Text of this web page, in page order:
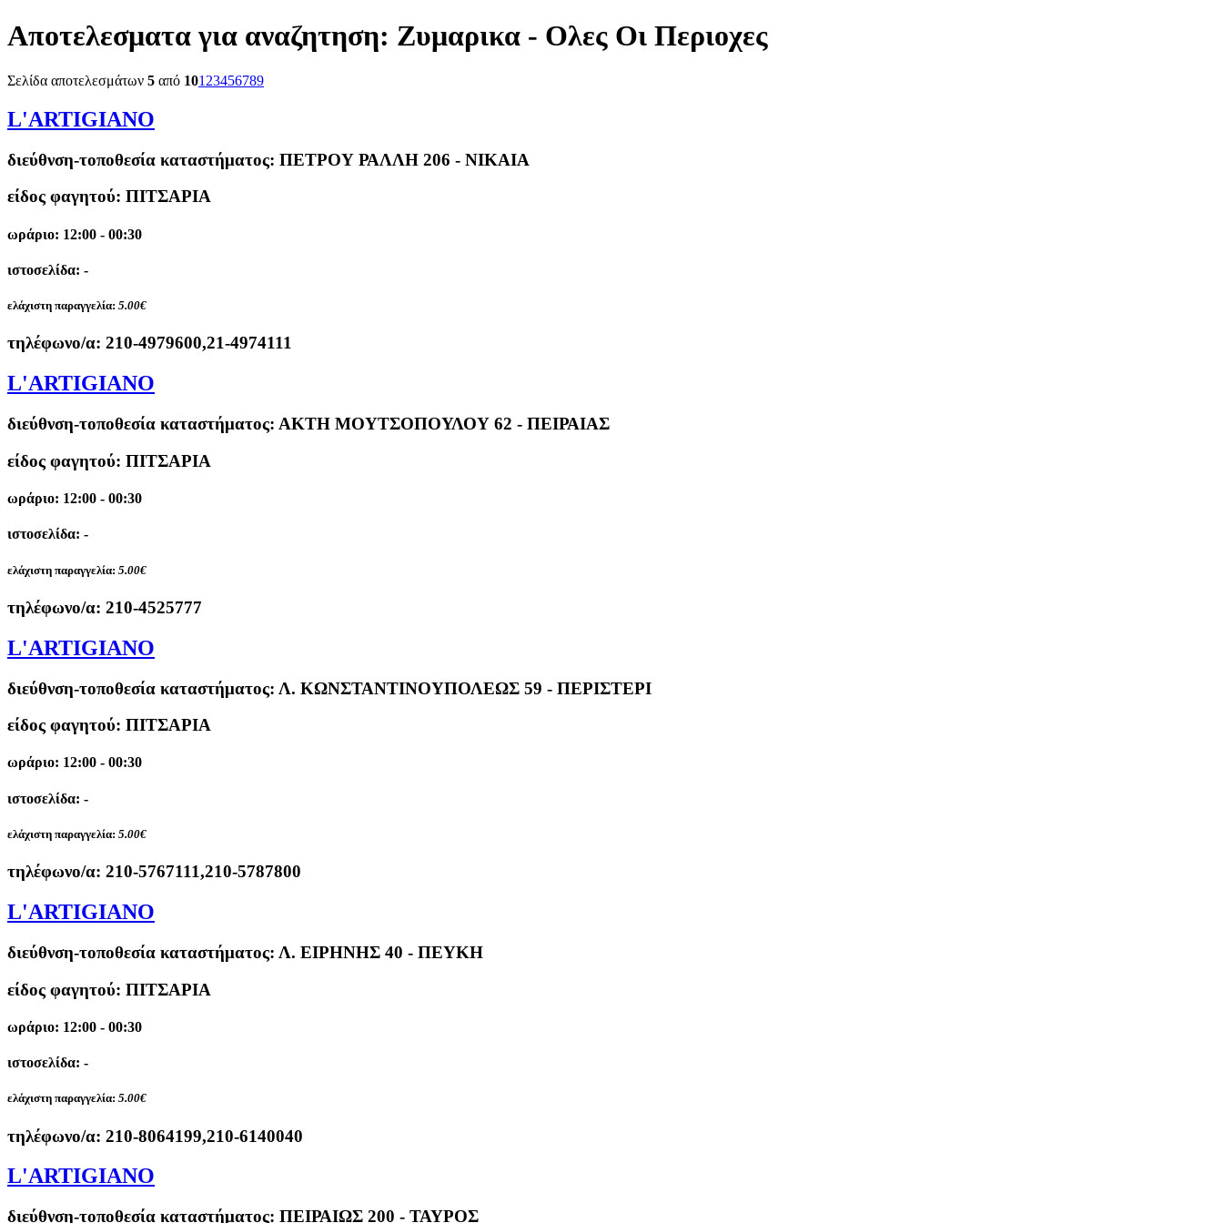
Αποτελεσματα για αναζητηση: Ζυμαρικα - Ολες Οι Περιοχες
Σελίδα αποτελεσμάτων 5 από 101 23456789
L'ARTIGIANO
διεύθνση-τοποθεσία καταστήματος: ΠΕΤΡΟΥ ΡΑΛΛΗ 206 - ΝΙΚΑΙΑ
είδος φαγητού: ΠΙΤΣΑΡΙΑ
ωράριο: 12:00 - 00:30
ιστοσελίδα: -
ελάχιστη παραγγελία: 5.00€
τηλέφωνο/α: 210-4979600,21-4974111
L'ARTIGIANO
διεύθνση-τοποθεσία καταστήματος: ΑΚΤΗ ΜΟΥΤΣΟΠΟΥΛΟΥ 62 - ΠΕΙΡΑΙΑΣ
είδος φαγητού: ΠΙΤΣΑΡΙΑ
ωράριο: 12:00 - 00:30
ιστοσελίδα: -
ελάχιστη παραγγελία: 5.00€
τηλέφωνο/α: 210-4525777
L'ARTIGIANO
διεύθνση-τοποθεσία καταστήματος: Λ. ΚΩΝΣΤΑΝΤΙΝΟΥΠΟΛΕΩΣ 59 - ΠΕΡΙΣΤΕΡΙ
είδος φαγητού: ΠΙΤΣΑΡΙΑ
ωράριο: 12:00 - 00:30
ιστοσελίδα: -
ελάχιστη παραγγελία: 5.00€
τηλέφωνο/α: 210-5767111,210-5787800
L'ARTIGIANO
διεύθνση-τοποθεσία καταστήματος: Λ. ΕΙΡΗΝΗΣ 40 - ΠΕΥΚΗ
είδος φαγητού: ΠΙΤΣΑΡΙΑ
ωράριο: 12:00 - 00:30
ιστοσελίδα: -
ελάχιστη παραγγελία: 5.00€
τηλέφωνο/α: 210-8064199,210-6140040
L'ARTIGIANO
διεύθνση-τοποθεσία καταστήματος: ΠΕΙΡΑΙΩΣ 200 - ΤΑΥΡΟΣ